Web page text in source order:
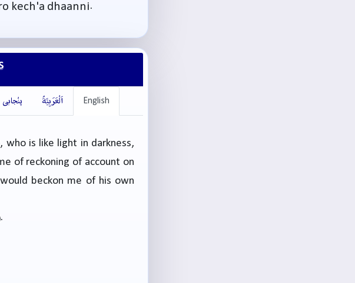
kech'a dhaanni.
English اَلْعَرَبِيَّةُ پنْجابی
is like light in darkness,
of reckoning of account on
beckon me of his own